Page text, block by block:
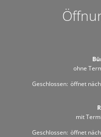
ohne
Klicken, um weitere
Geschlossen: öffnet
mit
Klicken, um weitere
Geschlossen: öffnet